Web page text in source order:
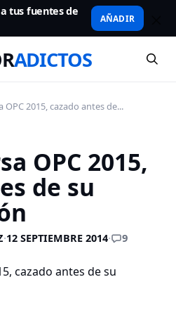
tus fuentes de
AÑADIR
ADICTOS
OPC 2015, cazado antes de...
OPC 2015,
de su
·12 SEPTIEMBRE 2014· 9